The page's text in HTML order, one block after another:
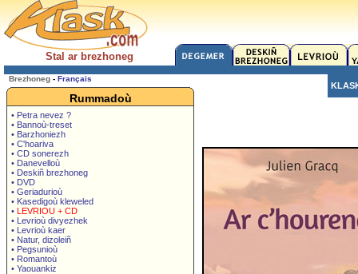
Stal ar brezhoneg
Brezhoneg - Français
Rummadoù
• Petra nevez ?
• Bannoù-treset
• Barzhoniezh
• C'hoariva
• CD sonerezh
• Danevelloù
• Deskiñ brezhoneg
• DVD
• Geriadurioù
• Kasedigoù kleweled
• LEVRIOU + CD
• Levrioù divyezhek
• Levrioù kaer
• Natur, dizoleiñ
• Pegsunioù
• Romantoù
• Yaouankiz